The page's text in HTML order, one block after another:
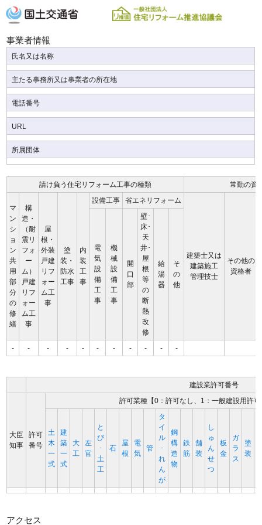
事業者情報
氏名又は名称
主たる事務所又は事業者の所在地
電話番号
URL
所属団体
請け負う住宅リフォーム工事の種類 常勤の資
マ
ン
シ
ョ
ン
共
用
部
分
の
修
繕
構
造・
（耐
震リ
フォ
ー
ム）
戸建
リフ
ォー
ム工
事
屋
根・
外装
戸建
リフ
ォー
ム工
事
塗
装・
防水
工事
内
装
工
事
設備工事 省エネリフォーム
建築士又は
建築施工
管理技士
その他の
資格者
電
気
設
備
工
事
機
械
設
備
工
事
開
口
部
壁･
床･
天
井･
屋
根
等
の
断
熱
改
修
給
湯
器
そ
の
他
- - - - - - - - - - -
建設業許可番号
大臣
知事
許可
番号
許可業種【0：許可なし、1：一般建設用許
土
木
一
式
建
築
一
式
大
工
左
官
と
び
･
土
工
石
屋
根
電
気
管
タ
イ
ル
･
れ
ん
が
鋼
構
造
物
鉄
筋
舗
装
し
ゅ
ん
せ
つ
板
金
ガ
ラ
ス
塗
装
アクセス